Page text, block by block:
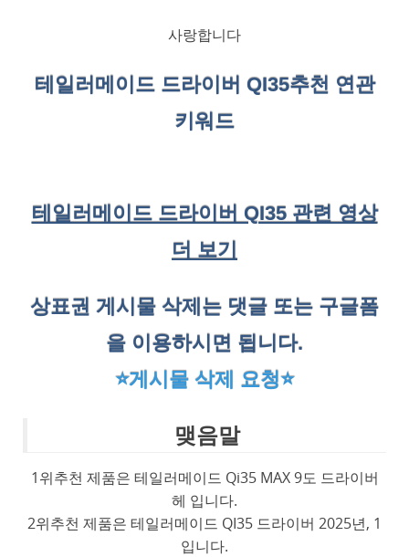
사랑합니다
테일러메이드 드라이버 QI35추천 연관
키워드
테일러메이드 드라이버 QI35 관련 영상
더 보기
상표권 게시물 삭제는 댓글 또는 구글폼
을 이용하시면 됩니다.
⭐게시물 삭제 요청⭐
맺음말
1위추천 제품은 테일러메이드 Qi35 MAX 9도 드라이버
헤 입니다.
2위추천 제품은 테일러메이드 QI35 드라이버 2025년, 1
입니다.